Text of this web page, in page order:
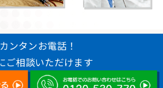
ンタンお電話！
ご相談いただけます